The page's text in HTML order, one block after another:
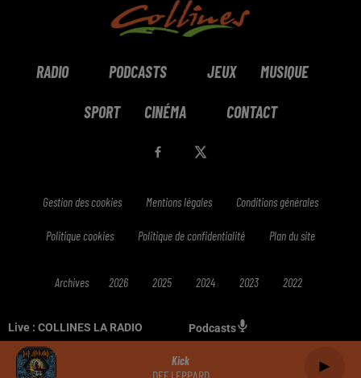
Live : COLLINES LA RADIO Podcasts
Kick
DEF LEPPARD
RADIO PODCASTS JEUX MUSIQUE
SPORT CINÉMA CONTACT
Gestion des cookies Mentions légales Conditions générales
Politique cookies Politique de confidentialité Plan du site
Archives 2026 2025 2024 2023 2022